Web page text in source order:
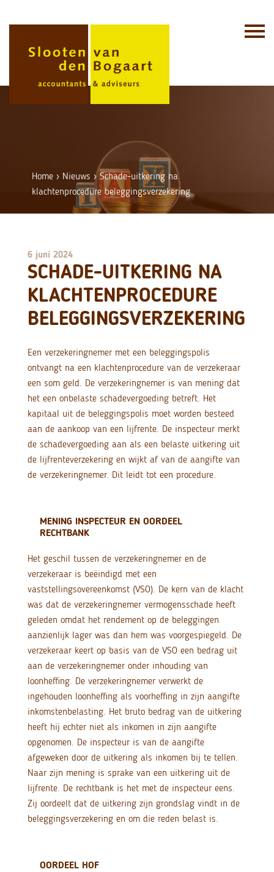
Home › Nieuws ›Schade-uitkering na
klachtenprocedure beleggingsverzekering
6 juni 2024
SCHADE-UITKERING NA
KLACHTENPROCEDURE
BELEGGINGSVERZEKERING
Een verzekeringnemer met een beleggingspolis
ontvangt na een klachtenprocedure van de verzekeraar
een som geld. De verzekeringnemer is van mening dat
het een onbelaste schadevergoeding betreft. Het
kapitaal uit de beleggingspolis moet worden besteed
aan de aankoop van een lijfrente. De inspecteur merkt
de schadevergoeding aan als een belaste uitkering uit
de lijfrenteverzekering en wijkt af van de aangifte van
de verzekeringnemer. Dit leidt tot een procedure.
MENING INSPECTEUR EN OORDEEL
RECHTBANK
Het geschil tussen de verzekeringnemer en de
verzekeraar is beëindigd met een
vaststellingsovereenkomst (VSO). De kern van de klacht
was dat de verzekeringnemer vermogensschade heeft
geleden omdat het rendement op de beleggingen
aanzienlijk lager was dan hem was voorgespiegeld. De
verzekeraar keert op basis van de VSO een bedrag uit
aan de verzekeringnemer onder inhouding van
loonheffing. De verzekeringnemer verwerkt de
ingehouden loonheffing als voorheffing in zijn aangifte
inkomstenbelasting. Het bruto bedrag van de uitkering
heeft hij echter niet als inkomen in zijn aangifte
opgenomen. De inspecteur is van de aangifte
afgeweken door de uitkering als inkomen bij te tellen.
Naar zijn mening is sprake van een uitkering uit de
lijfrente. De rechtbank is het met de inspecteur eens.
Zij oordeelt dat de uitkering zijn grondslag vindt in de
beleggingsverzekering en om die reden belast is.
OORDEEL HOF